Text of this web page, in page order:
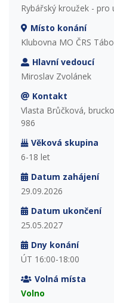
Rybářský kroužek - pro
Místo konání
Klubovna MO ČRS
Hlavní vedoucí
Miroslav Zvolánek
Kontakt
Vlasta Brůčková,
986
Věková skupina
6-18 let
Datum zahájení
29.09.2026
Datum ukončení
25.05.2027
Dny konání
ÚT 16:00-18:00
Volná místa
Volno